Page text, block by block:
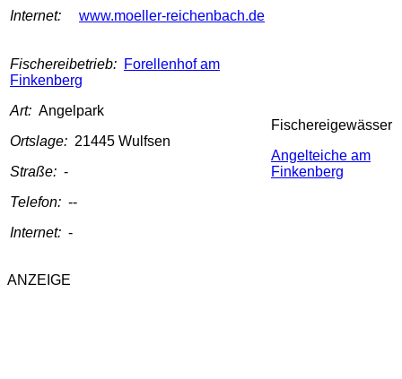
Internet:
www.moeller-reichenbach.de
Fischereibetrieb: Forellenhof am
Finkenberg
Art: Angelpark
Ortslage: 21445 Wulfsen
Straße: -
Telefon: --
Internet: -
Fischereigewässer
Angelteiche am
Finkenberg
ANZEIGE